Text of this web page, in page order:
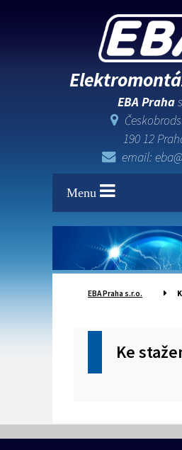
EBA Praha
190 12
email:
Menu
EBA Praha s.r.o.
Ke